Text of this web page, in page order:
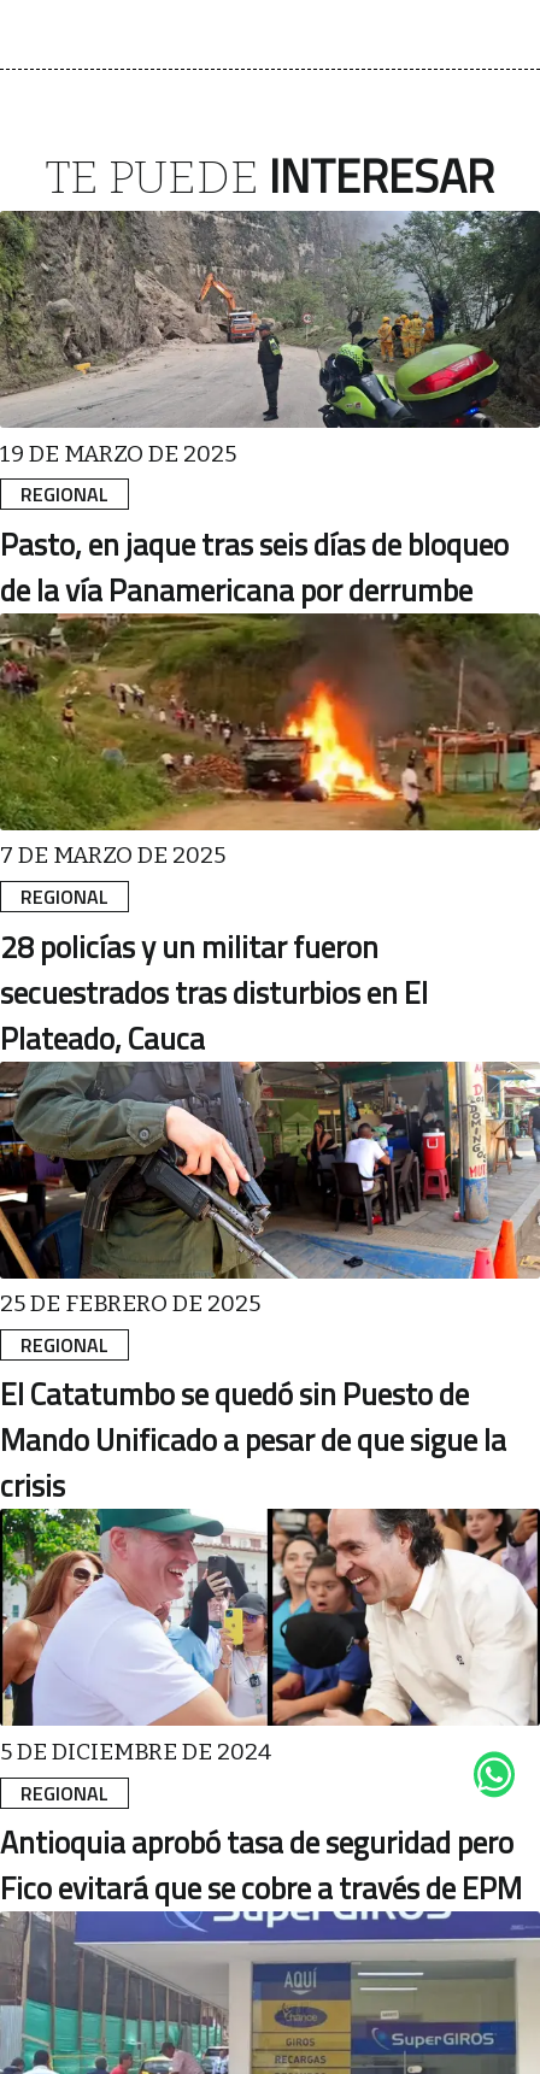
TE PUEDE INTERESAR
REGIONAL
19 DE MARZO DE 2025
Pasto, en jaque tras seis días de bloqueo
de la vía Panamericana por derrumbe
REGIONAL
7 DE MARZO DE 2025
28 policías y un militar fueron
secuestrados tras disturbios en El
Plateado, Cauca
REGIONAL
25 DE FEBRERO DE 2025
El Catatumbo se quedó sin Puesto de
Mando Unificado a pesar de que sigue la
crisis
REGIONAL
5 DE DICIEMBRE DE 2024
Antioquia aprobó tasa de seguridad pero
Fico evitará que se cobre a través de EPM